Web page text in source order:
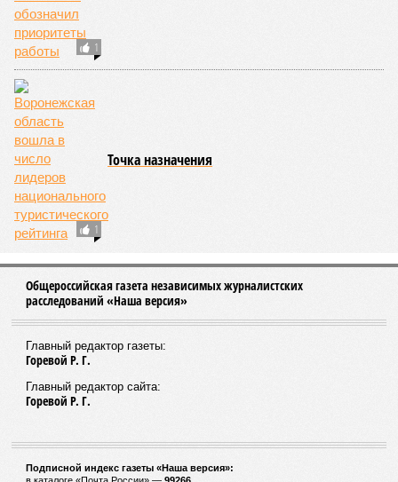
1
1
Точка назначения
Общероссийская газета независимых журналистских
расследований «Наша версия»
Главный редактор газеты:
Горевой Р. Г.
Главный редактор сайта:
Горевой Р. Г.
Подписной индекс газеты «Наша версия»: